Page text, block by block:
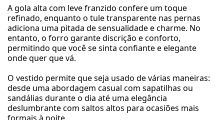
A gola alta com leve franzido confere um toque
refinado, enquanto o tule transparente nas pernas
adiciona uma pitada de sensualidade e charme. No
entanto, o forro garante discrição e conforto,
permitindo que você se sinta confiante e elegante
onde quer que vá.
O vestido permite que seja usado de várias maneiras:
desde uma abordagem casual com sapatilhas ou
sandálias durante o dia até uma elegância
deslumbrante com saltos altos para ocasiões mais